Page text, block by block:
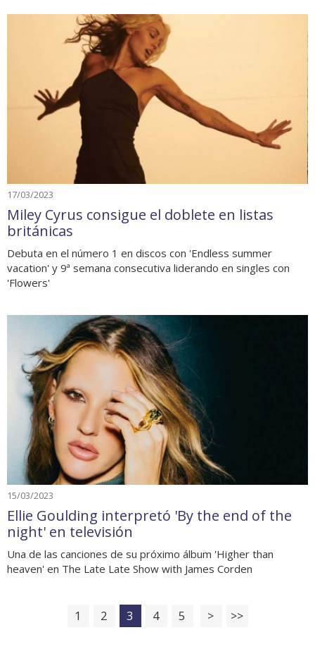
17/03/2023
Miley Cyrus consigue el doblete en listas
británicas
Debuta en el número 1 en discos con 'Endless summer
vacation' y 9ª semana consecutiva liderando en singles con
'Flowers'
15/03/2023
Ellie Goulding interpretó 'By the end of the
night' en televisión
Una de las canciones de su próximo álbum 'Higher than
heaven' en The Late Late Show with James Corden
1 2 3 4 5 > >>